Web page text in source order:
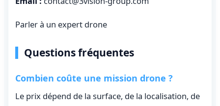
Parler à un expert drone
Questions fréquentes
Combien coûte une mission drone ?
Le prix dépend de la surface, de la localisation, de